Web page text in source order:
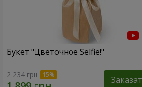
Букет "Цветочное Selfie!"
2 234 грн